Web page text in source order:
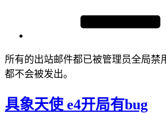
所有的出站邮件都已被管理员全局禁
都不会被发出。
具象天使 e4开局有bug